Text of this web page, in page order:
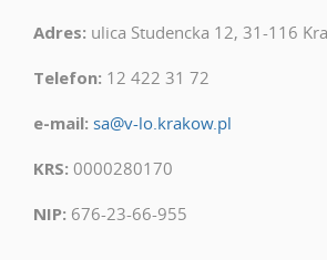
Adres: ulica Studencka 12, 31-116
Telefon: 12 422 31 72
e-mail: sa@v-lo.krakow.pl
KRS: 0000280170
NIP: 676-23-66-955